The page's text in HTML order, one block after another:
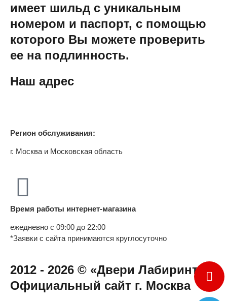
имеет шильд с уникальным
номером и паспорт, с помощью
которого Вы можете проверить
ее на подлинность.
Наш адрес
Регион обслуживания:
г. Москва и Московская область
Время работы интернет-магазина
ежедневно с 09:00 до 22:00
*Заявки с сайта принимаются круглосуточно
2012 - 2026 © «Двери Лабиринт» -
Официальный сайт г. Москва